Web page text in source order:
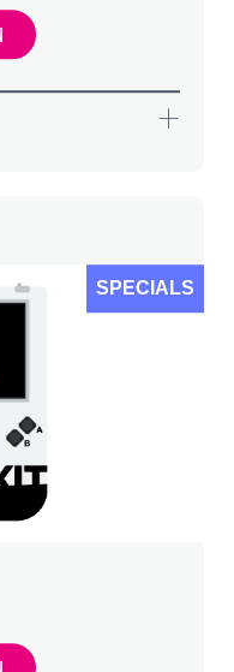
SPECIALS